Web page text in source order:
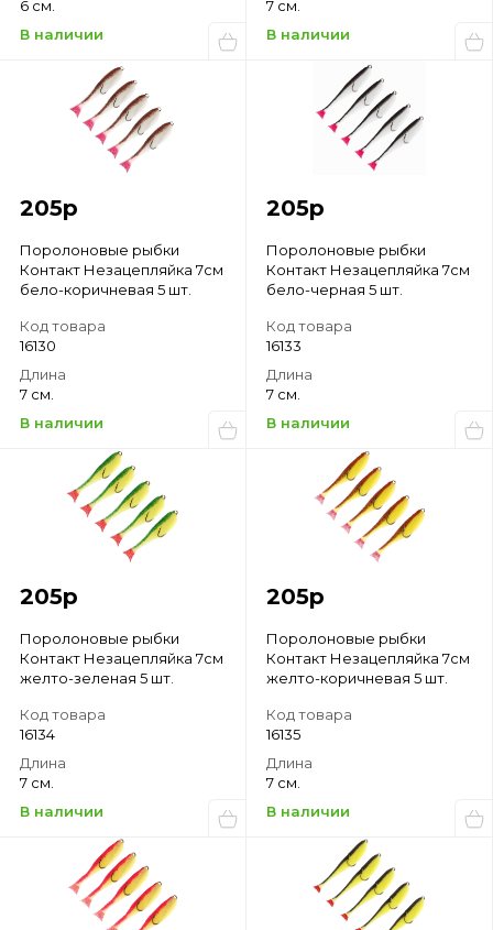
6 см.
В наличии
7 см.
В наличии
205р
Поролоновые рыбки
Контакт Незацепляйка 7см
бело-коричневая 5 шт.
Код товара
16130
Длина
7 см.
В наличии
205р
Поролоновые рыбки
Контакт Незацепляйка 7см
бело-черная 5 шт.
Код товара
16133
Длина
7 см.
В наличии
205р
Поролоновые рыбки
Контакт Незацепляйка 7см
желто-зеленая 5 шт.
Код товара
16134
Длина
7 см.
В наличии
205р
Поролоновые рыбки
Контакт Незацепляйка 7см
желто-коричневая 5 шт.
Код товара
16135
Длина
7 см.
В наличии